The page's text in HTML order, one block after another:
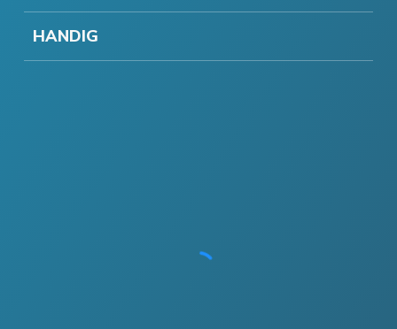
HANDIG